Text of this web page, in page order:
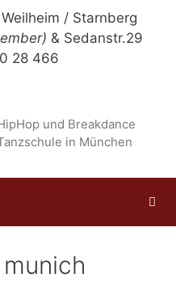
/ Starnberg
& Sedanstr.29
28 466
und Breakdance
in München